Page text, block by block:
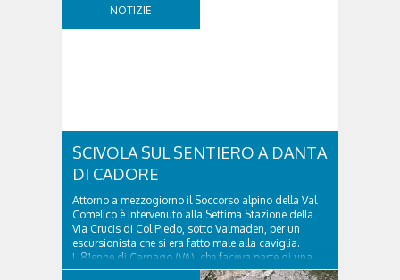
NOTIZIE
SCIVOLA SUL SENTIERO A DANTA
DI CADORE
Attorno a mezzogiorno il Soccorso alpino della Val
Comelico è intervenuto alla Settima Stazione della
Via Crucis di Col Piedo, sotto Valmaden, per un
escursionista che si era fatto male alla caviglia.
L'81enne di Carnago (VA), che faceva parte di una
comitiva e aveva riportato un trauma...